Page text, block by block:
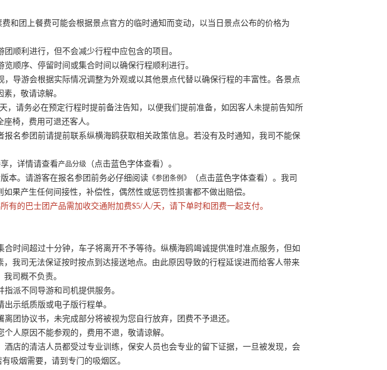
和团上餐费可能会根据景点官方的临时通知而变动，以当日景点公布的价格为
顺利进行，但不会减少行程中应包含的项目。
顺序、停留时间或集合时间以确保行程顺利进行。
导游会根据实际情况调整为外观或以其他景点代替以确保行程的丰富性。各景点
，敬请谅解。
，请务必在预定行程时提前备注告知，以便我们提前准备，如因客人未提前告知所
椅，费用可退还客人。
名参团前请提前联系纵横海鸥获取相关政策信息。若没有及时通知，我司不能保
，详情请查看产品分级
（点击蓝色字体查看）。
本。请游客在报名参团前务必仔细阅读 《参团条例》
（点击蓝色字体查看）。我司
果产生任何间接性，补偿性，偶然性或惩罚性损害都不做出赔偿。
有的巴士团产品需加收交通附加费$5/人/天，请下单时和团费一起支付。
时间超过十分钟，车子将离开不予等待。纵横海鸥竭诚提供准时准点服务，但如
我司无法保证按时按点到达接送地点。由此原因导致的行程延误进而给客人带来
司概不负责。
派不同导游和司机提供服务。
示纸质版或电子版行程单。
团协议书，未完成部分将被视为您自行放弃，团费不予退还。
人原因不能参观的，费用不退，敬请谅解。
店的清洁人员都受过专业训练，保安人员也会专业的留下证据，一旦被发现，会
吸烟需要，请到专门的吸烟区。